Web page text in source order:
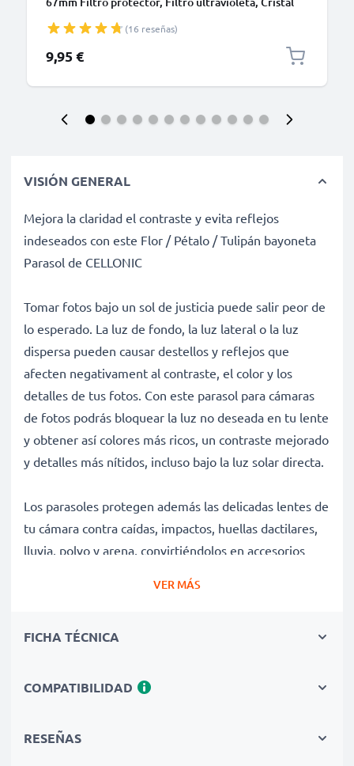
(16 reseñas)
9,95 €
VISIÓN GENERAL
Mejora la claridad el contraste y evita reflejos
indeseados con este Flor / Pétalo / Tulipán bayoneta
Parasol de CELLONIC
Tomar fotos bajo un sol de justicia puede salir peor de
lo esperado. La luz de fondo, la luz lateral o la luz
dispersa pueden causar destellos y reflejos que
afecten negativament al contraste, el color y los
detalles de tus fotos. Con este parasol para cámaras
de fotos podrás bloquear la luz no deseada en tu lente
y obtener así colores más ricos, un contraste mejorado
y detalles más nítidos, incluso bajo la luz solar directa.
Los parasoles protegen además las delicadas lentes de
tu cámara contra caídas, impactos, huellas dactilares,
lluvia, polvo y arena, convirtiéndolos en accesorios
Ventajas del Flor / Pétalo / Tulipán bayoneta Parasol
✔ 100 % compatible con cámaras, videocámaras, DSLR
✔ Mejora la profundidad de color, el contraste y la
VER MÁS
FICHA TÉCNICA
COMPATIBILIDAD
RESEÑAS